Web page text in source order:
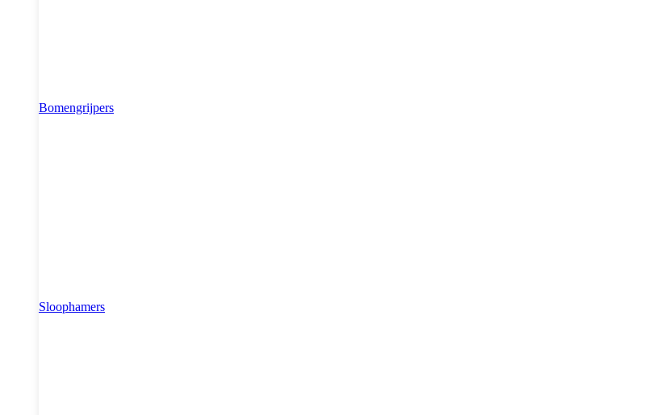
Bomengrijpers
Sloophamers